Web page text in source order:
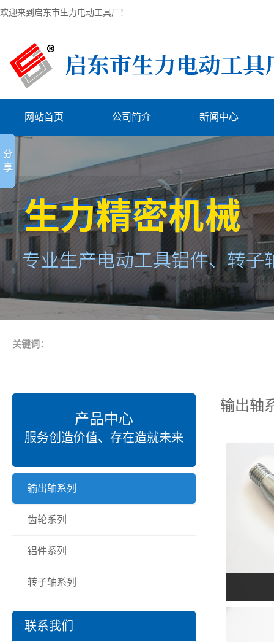
欢迎来到启东市生力电动工具厂！
网站首页 公司简介 新闻中心
关键词：
产品中心
服务创造价值、存在造就未来
输出轴系列
齿轮系列
铝件系列
转子轴系列
联系我们
输出轴